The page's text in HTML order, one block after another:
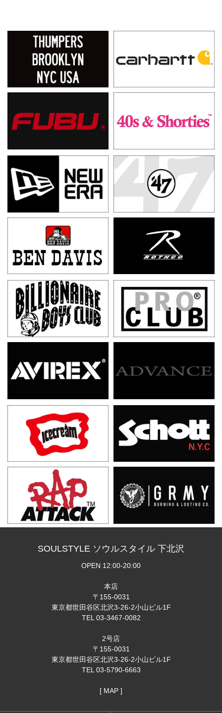
SOULSTYLE ソウルスタイル 下北沢
OPEN 12:00-20:00
本店
〒155-0031
東京都世田谷区北沢3-26-2小山ビル1F
TEL 03-3467-0082
2号店
〒155-0031
東京都世田谷区北沢3-26-2小山ビル1F
TEL 03-5790-6663
[ MAP ]